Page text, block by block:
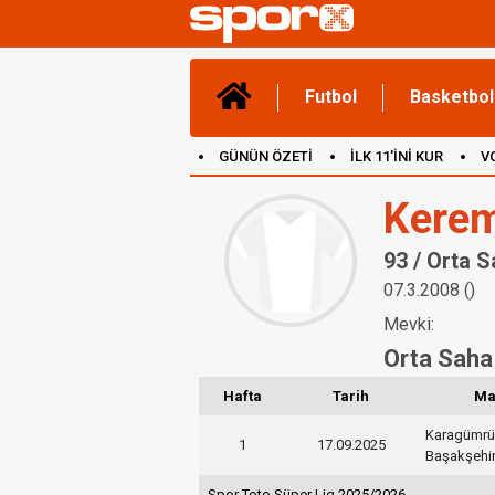
Futbol Basketbol
GÜNÜN ÖZETİ İLK 11'İNİ KUR
93 / Orta
07.3.2008 ()
Mevki:
Orta Saha
Hafta Tarih
1 17.09.2025
Başakşehir